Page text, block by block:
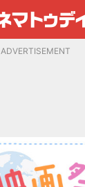
ADVERTISEMENT